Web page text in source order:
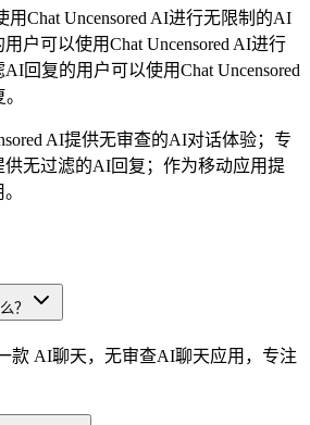
用Chat Uncensored AI进行无限制的AI
户可以使用Chat Uncensored AI进行
回复的用户可以使用Chat Uncensored
AI提供无审查的AI对话体验；专
无过滤的AI回复；作为移动应用提
？
款 AI聊天，无审查AI聊天应用，专注